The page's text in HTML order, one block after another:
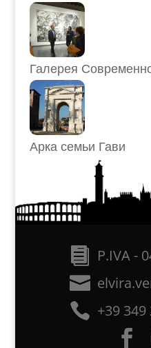
Галерея
Арка семьи Гави
P.IVA -
+39 349